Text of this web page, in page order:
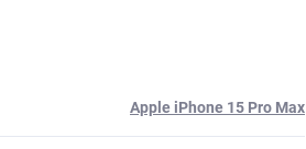
Apple iPhone 15 Pro Max